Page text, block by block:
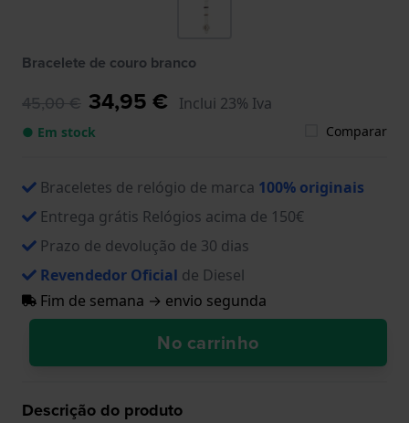
Bracelete de couro branco
45,00 € 34,95 € Inclui 23% Iva
● Em stock Comparar
Braceletes de relógio de marca 100% originais
Entrega grátis Relógios acima de 150€
Prazo de devolução de 30 dias
Revendedor Oficial de Diesel
Fim de semana → envio segunda
No carrinho
Descrição do produto